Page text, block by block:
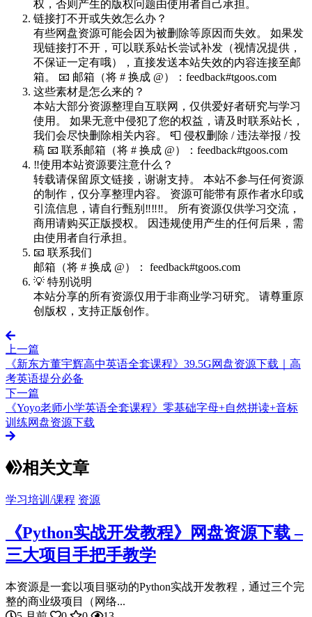
权，否则产生的版权问题由使用者自己承担。
链接打不开或失效怎么办？
有些网盘资源可能会因为被删除等原因而失效。 如果发
现链接打不开，可以联系站长尝试补发（视情况提供，
不保证一定有哦），直接发送本站失效的内容连接至邮
箱。 📧 邮箱（将 # 换成 @）：feedback#tgoos.com
这些素材是怎么来的？
本站大部分资源整理自互联网，仅供爱好者研究与学习
使用。 如果无意中侵犯了您的权益，请及时联系站长，
我们会尽快删除相关内容。 📮 侵权删除 / 违法举报 / 投
稿 📧 联系邮箱（将 # 换成 @）：feedback#tgoos.com
‼️使用本站资源要注意什么？
转载请保留原文链接，谢谢支持。 本站不参与任何资源
的制作，仅分享整理内容。 资源可能带有原作者水印或
引流信息，请自行甄别‼️‼️‼️。 所有资源仅供学习交流，
商用请购买正版授权。 因违规使用产生的任何后果，需
由使用者自行承担。
📧 联系我们
邮箱（将 # 换成 @）： feedback#tgoos.com
💡 特别说明
本站分享的所有资源仅用于非商业学习研究。 请尊重原
创版权，支持正版创作。
上一篇
《新东方董宇辉高中英语全套课程》39.5G网盘资源下载｜高
考英语提分必备
下一篇
《Yoyo老师小学英语全套课程》零基础字母+自然拼读+音标
训练网盘资源下载
相关文章
学习培训/课程 资源
《Python实战开发教程》网盘资源下载 –
三大项目手把手教学
本资源是一套以项目驱动的Python实战开发教程，通过三个完
整的商业级项目（网络...